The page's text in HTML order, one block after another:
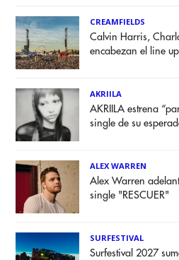
CREAMFIELDS
Calvin Harris,
encabezan el line
AKRIILA
AKRIILA estrena
single de su
ALEX WARREN
Alex Warren
single "RESCUER"
SURFESTIVAL
Surfestival 2027